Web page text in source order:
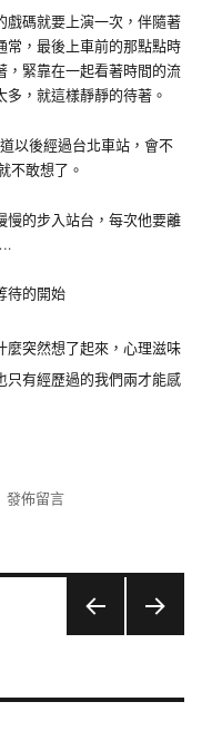
戲碼就要上演一次，伴隨著
常，最後上車前的那點點時
，緊靠在一起看著時間的流
，就這樣靜靜的待著。
以後經過台北車站，會不
不敢想了。
慢的步入站台，每次他要離
待的開始
麼突然想了起來，心理滋味
只有經歷過的我們兩才能感
在
發佈留言